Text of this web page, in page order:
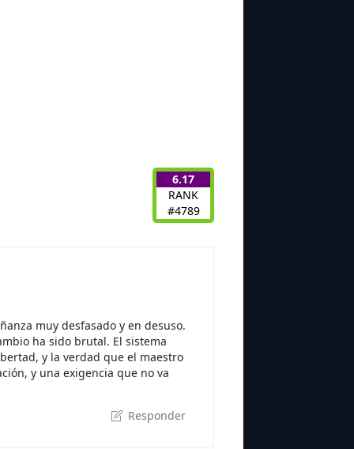
6.17
RANK
#4789
muy desfasado y en desuso.
ha sido brutal. El sistema
y la verdad que el maestro
y una exigencia que no va
Responder